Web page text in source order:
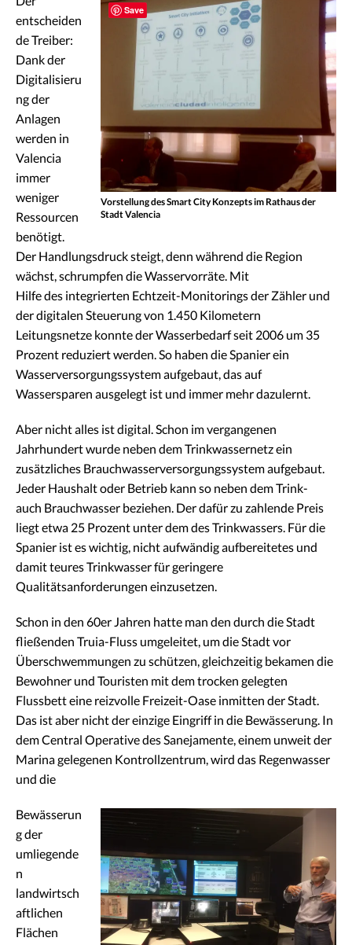
Vorstellung des Smart City Konzepts im Rathaus der
Stadt Valencia
entscheiden
de Treiber:
Dank der
Digitalisieru
ng der
Anlagen
werden in
Valencia
immer
weniger
Ressourcen
benötigt.
Der Handlungsdruck steigt, denn während die Region
wächst, schrumpfen die Wasservorräte. Mit
Hilfe des integrierten Echtzeit-Monitorings der Zähler und
der digitalen Steuerung von 1.450 Kilometern
Leitungsnetze konnte der Wasserbedarf seit 2006 um 35
Prozent reduziert werden. So haben die Spanier ein
Wasserversorgungssystem aufgebaut, das auf
Wassersparen ausgelegt ist und immer mehr dazulernt.
Aber nicht alles ist digital. Schon im vergangenen
Jahrhundert wurde neben dem Trinkwassernetz ein
zusätzliches Brauchwasserversorgungssystem aufgebaut.
Jeder Haushalt oder Betrieb kann so neben dem Trink-
auch Brauchwasser beziehen. Der dafür zu zahlende Preis
liegt etwa 25 Prozent unter dem des Trinkwassers. Für die
Spanier ist es wichtig, nicht aufwändig aufbereitetes und
damit teures Trinkwasser für geringere
Qualitätsanforderungen einzusetzen.
Schon in den 60er Jahren hatte man den durch die Stadt
fließenden Truia-Fluss umgeleitet, um die Stadt vor
Überschwemmungen zu schützen, gleichzeitig bekamen die
Bewohner und Touristen mit dem trocken gelegten
Flussbett eine reizvolle Freizeit-Oase inmitten der Stadt.
Das ist aber nicht der einzige Eingriff in die Bewässerung. In
dem Central Operative des Sanejamente, einem unweit der
Marina gelegenen Kontrollzentrum, wird das Regenwasser
und die
Bewässerun
g der
umliegende
n
landwirtsch
aftlichen
Flächen
Save